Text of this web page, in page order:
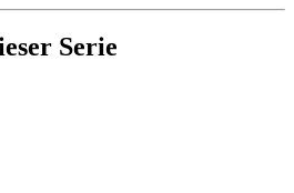
Serie